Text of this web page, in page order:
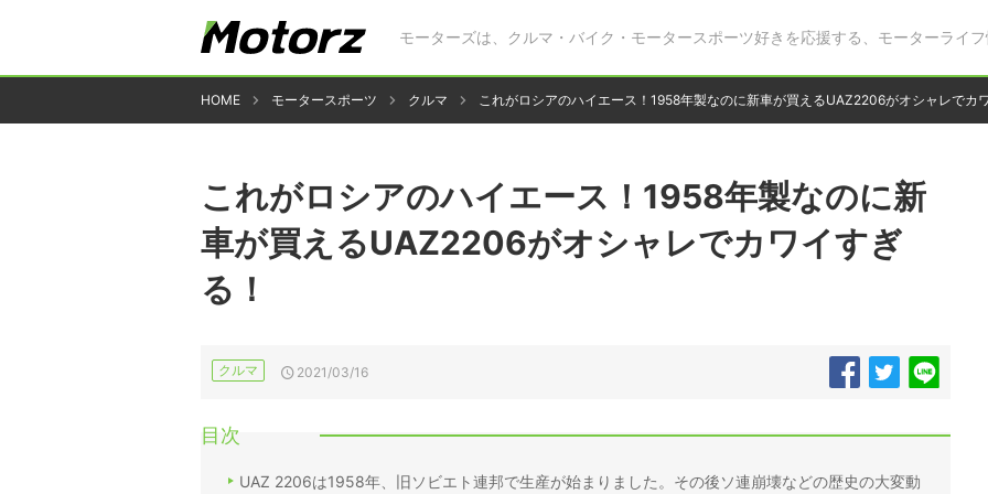
モーターズは、クルマ・バイク・モータースポーツ好きを応援する、モーターライフ
HOME モータースポーツ クルマ これがロシアのハイエース！1958年製なのに新車が買えるUAZ2206がオシャレでカ
これがロシアのハイエース！1958年製なのに新
車が買えるUAZ2206がオシャレでカワイすぎ
る！
クルマ 2021/03/16
目次
UAZ 2206は1958年、旧ソビエト連邦で生産が始まりました。その後ソ連崩壊などの歴史の大変動